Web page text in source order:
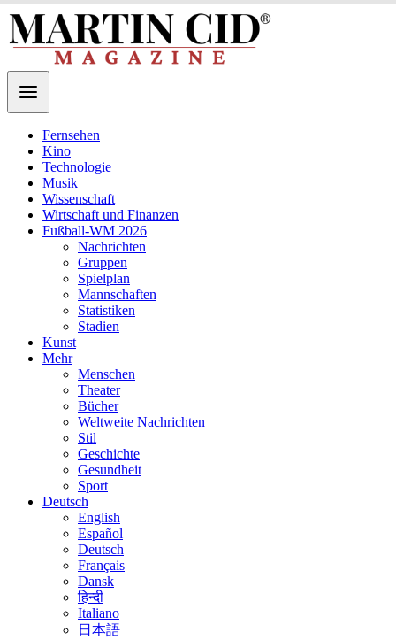
Fernsehen
Kino
Technologie
Musik
Wissenschaft
Wirtschaft und Finanzen
Fußball-WM 2026
Nachrichten
Gruppen
Spielplan
Mannschaften
Statistiken
Stadien
Kunst
Mehr
Menschen
Theater
Bücher
Weltweite Nachrichten
Stil
Geschichte
Gesundheit
Sport
Deutsch
English
Español
Deutsch
Français
Dansk
हिन्दी
Italiano
日本語